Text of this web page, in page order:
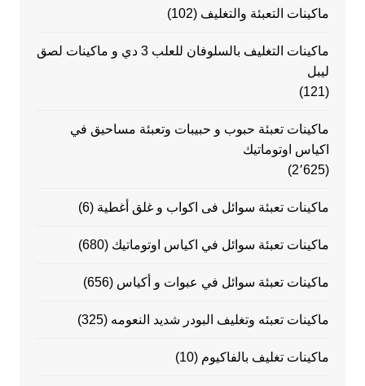
ماكينات التعبئة والتغليف (102)
ماكينات التغليف بالسلوفان للعلب 3 دي و ماكينات لصق
ليبل
(121)
ماكينات تعبئة حبوب و حبيبات وتعبئة مساحيق في
اكياس اوتوماتيك
(2٬625)
ماكينات تعبئة سوائل فى اكواب و غلق أغطية (6)
ماكينات تعبئة سوائل في اكياس اوتوماتيك (680)
ماكينات تعبئة سوائل في عبوات و أكياس (656)
ماكينات تعبئه وتغليف البودر شديد النعومه (325)
ماكينات تغليف بالفاكيوم (10)